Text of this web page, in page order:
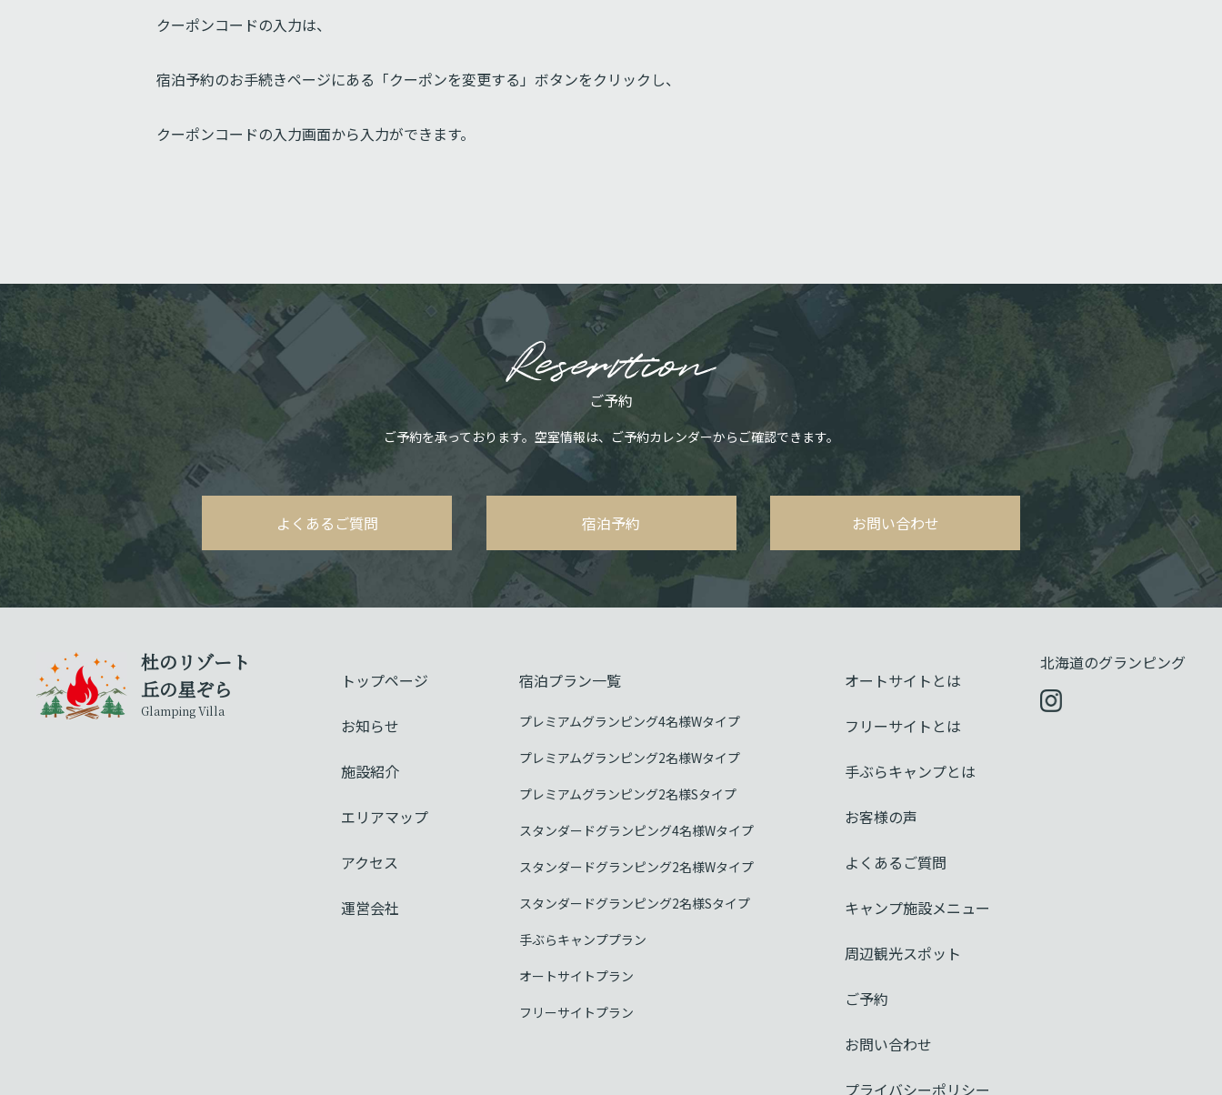
クーポンコードの入力は、
宿泊予約のお手続きページにある「クーポンを変更する」ボタンをクリックし、
クーポンコードの入力画面から入力ができます。
ご予約
ご予約を承っております。空室情報は、ご予約カレンダーからご確認できます。
よくあるご質問 宿泊予約 お問い合わせ
杜のリゾート
丘の星ぞら
Glamping Villa
トップページ
お知らせ
施設紹介
エリアマップ
アクセス
運営会社
宿泊プラン一覧
プレミアムグランピング4名様Wタイプ
プレミアムグランピング2名様Wタイプ
プレミアムグランピング2名様Sタイプ
スタンダードグランピング4名様Wタイプ
スタンダードグランピング2名様Wタイプ
スタンダードグランピング2名様Sタイプ
手ぶらキャンププラン
オートサイトプラン
フリーサイトプラン
オートサイトとは
フリーサイトとは
手ぶらキャンプとは
お客様の声
よくあるご質問
キャンプ施設メニュー
周辺観光スポット
ご予約
お問い合わせ
プライバシーポリシー
北海道のグランピング